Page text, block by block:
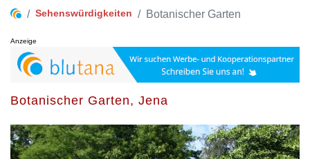
Sehenswürdigkeiten Botanischer Garten
Anzeige
Botanischer Garten, Jena